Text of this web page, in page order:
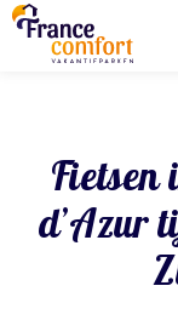
Fietsen
d’Azur